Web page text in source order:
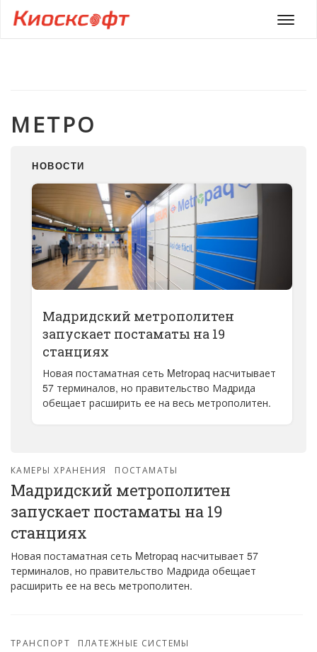
Меню
МЕТРО
НОВОСТИ
Мадридский метрополитен
запускает постаматы на 19
станциях
Новая постаматная сеть Metropaq насчитывает
57 терминалов, но правительство Мадрида
обещает расширить ее на весь метрополитен.
КАМЕРЫ ХРАНЕНИЯ ПОСТАМАТЫ
Мадридский метрополитен
запускает постаматы на 19
станциях
Новая постаматная сеть Metropaq насчитывает 57
терминалов, но правительство Мадрида обещает
расширить ее на весь метрополитен.
ТРАНСПОРТ ПЛАТЕЖНЫЕ СИСТЕМЫ